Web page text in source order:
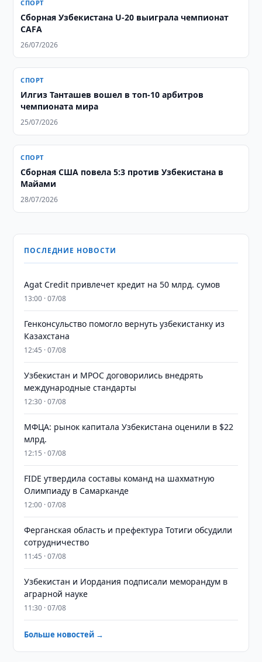
СПОРТ
Сборная Узбекистана U-20 выиграла чемпионат
CAFA
26/07/2026
СПОРТ
Илгиз Танташев вошел в топ-10 арбитров
чемпионата мира
25/07/2026
СПОРТ
Сборная США повела 5:3 против Узбекистана в
Майами
28/07/2026
ПОСЛЕДНИЕ НОВОСТИ
Agat Credit привлечет кредит на 50 млрд. сумов
13:00 · 07/08
Генконсульство помогло вернуть узбекистанку из
Казахстана
12:45 · 07/08
Узбекистан и MPOC договорились внедрять
международные стандарты
12:30 · 07/08
МФЦА: рынок капитала Узбекистана оценили в $22
млрд.
12:15 · 07/08
FIDE утвердила составы команд на шахматную
Олимпиаду в Самарканде
12:00 · 07/08
Ферганская область и префектура Тотиги обсудили
сотрудничество
11:45 · 07/08
Узбекистан и Иордания подписали меморандум в
аграрной науке
11:30 · 07/08
Больше новостей →